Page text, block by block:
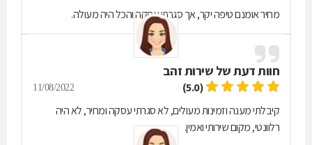
מחיר אומנם טיפה יקר, אך סגרתי עסקה והכל היה מעולה.
חוות דעת של שירות זהב
(5.0)
11/08/2022
קיבלתי מענה וזמינות מעולים, לא סגרתי עסקה ומחיר, לא היה
רלוונטי, מקום שירותי ואמין.